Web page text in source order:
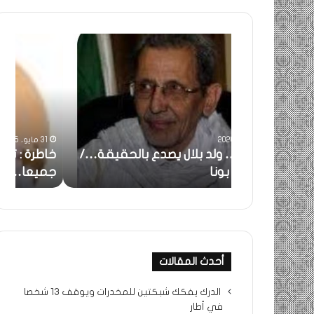
خاطرة
تقدير
خاصة
لكم
جميعا…/
الشيخ
التراد
محمد
خاطرة : تحية تقدير خاصة لكم
جميعا…/ الشيخ التراد محمد
بونا
أحدث المقالات
الدرك يفكك شبكتين للمخدرات ويوقف 13 شخصا
في أطار